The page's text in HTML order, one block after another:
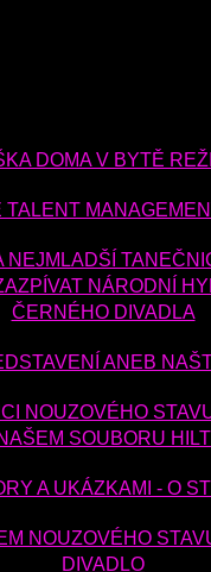
DOMA V BYTĚ
TALENT
NÁRODNÍ
ČERNÉHO DIVADLA
ANEB
NOUZOVÉHO
SOUBORU HILT
A UKÁZKAMI - O
NOUZOVÉHO
DIVADLO